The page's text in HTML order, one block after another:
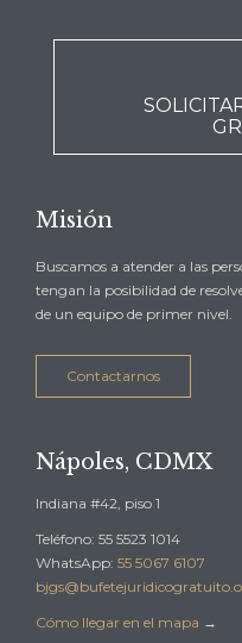
Misión
Buscamos a atender a las
tengan la posibilidad de
de un equipo de primer nivel.
Contactarnos
Nápoles, CDMX
Indiana #42, piso 1
Teléfono: 55 5523 1014
WhatsApp: 55 5067 6107
Cómo llegar en el mapa →